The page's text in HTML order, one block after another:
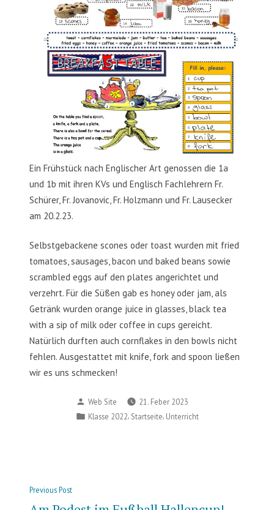
Ein Frühstück nach Englischer Art genossen die 1a
und 1b mit ihren KVs und Englisch Fachlehrern Fr.
Schürer, Fr. Jovanovic, Fr. Holzmann und Fr. Lausecker
am 20.2.23.
Selbstgebackene scones oder toast wurden mit fried
tomatoes, sausages, bacon und baked beans sowie
scrambled eggs auf den plates angerichtet und
verzehrt. Für die Süßen gab es honey oder jam, als
Getränk wurden orange juice in glasses, black tea
with a sip of milk oder coffee in cups gereicht.
Natürlich durften auch cornflakes in den bowls nicht
fehlen. Ausgestattet mit knife, fork and spoon ließen
wir es uns schmecken!
Posted
by
Web Site
21. Feber 2023
Posted
Klasse 2022 Startseite Unterricht
Beitragsnavigation
Previous PostPrevious
post: